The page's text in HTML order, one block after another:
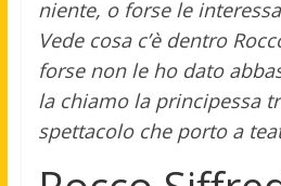
niente, o forse le
Vede cosa c’è dentro
forse non le ho dato
la chiamo la principessa
spettacolo che porto a